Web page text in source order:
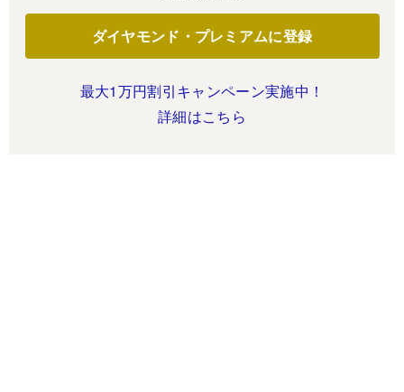
ダイヤモンド・プレミアムに登録
最大1万円割引キャンペーン実施中！
詳細はこちら